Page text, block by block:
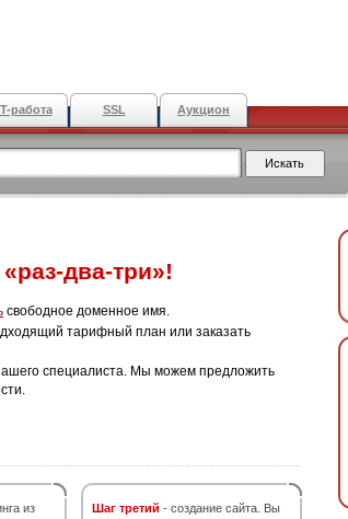
работа SSL Аукцион
«раз-два-три»!
свободное доменное имя.
тарифный план или заказать
специалиста. Мы можем предложить
из
Шаг третий - создание сайта. Вы